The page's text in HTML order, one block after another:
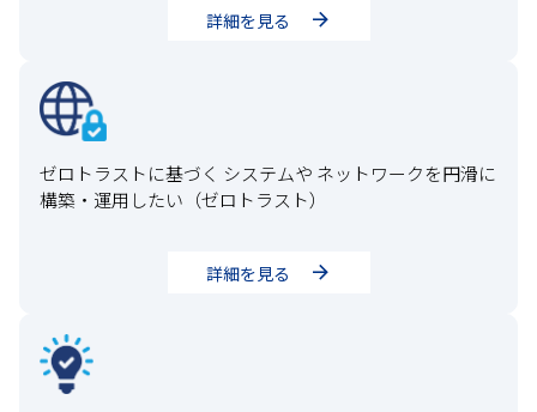
詳細を見る
ゼロトラストに基づく システムや ネットワークを円滑に
構築・運用したい（ゼロトラスト）
詳細を見る